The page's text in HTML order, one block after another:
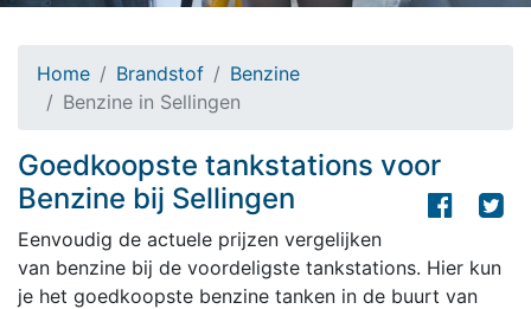
Home Brandstof
Benzine
Benzine in Sellingen
Goedkoopste tankstations voor
Benzine bij Sellingen
Eenvoudig de actuele prijzen vergelijken
van benzine bij de voordeligste tankstations. Hier kun
je het goedkoopste benzine tanken in de buurt van